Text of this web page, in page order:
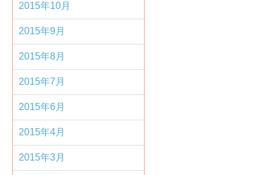
2015年10月
2015年9月
2015年8月
2015年7月
2015年6月
2015年4月
2015年3月